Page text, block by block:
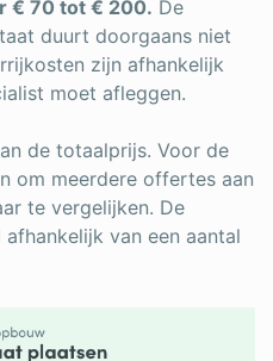
€ 70 tot € 200. De
duurt doorgaans niet
zijn afhankelijk
moet afleggen.
de totaalprijs. Voor de
om meerdere offertes aan
te vergelijken. De
van een aantal